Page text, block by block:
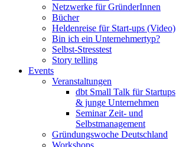
Netzwerke für GründerInnen
Bücher
Heldenreise für Start-ups (Video)
Bin ich ein Unternehmertyp?
Selbst-Stresstest
Story telling
Events
Veranstaltungen
dbt Small Talk für Startups
& junge Unternehmen
Seminar Zeit- und
Selbstmanagement
Gründungswoche Deutschland
Workshops